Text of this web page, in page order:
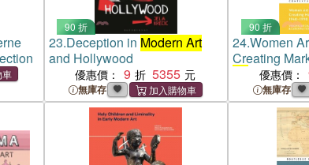
90 折
23.Deception in Modern Art
and Hollywood
優惠價： 9 5355
無庫存
90 折
24.Women
Creating
,優惠價：
無庫存